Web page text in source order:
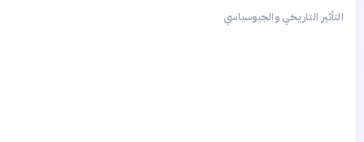
التأثير التاريخي والجيوسياسي